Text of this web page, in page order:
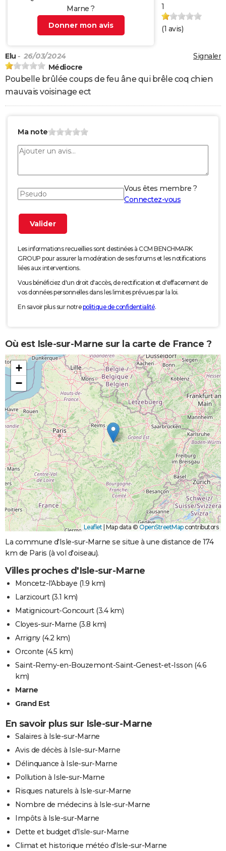
Marne ?
Donner mon avis
1
(1 avis)
Signaler
Elu - 26/03/2024
Médiocre
Poubelle brûlée coups de feu âne qui brêle coq chien
mauvais voisinage ect
Ma note
Vous êtes membre ?
Connectez-vous
Les informations recueillies sont destinées à CCM BENCHMARK
GROUP pour assurer la modération de ses forums et les notifications
liées aux interventions.
Vous bénéficiez d'un droit d'accès, de rectification et d'effacement de
vos données personnelles dans les limites prévues par la loi.
En savoir plus sur notrepolitique de confidentialité.
Où est Isle-sur-Marne sur la carte de France ?
+
−
Leaflet Map data © OpenStreetMapcontributors
La commune d'Isle-sur-Marne se situe à une distance de 174
km de Paris (à vol d'oiseau).
Villes proches d'Isle-sur-Marne
Moncetz-l'Abbaye (1.9 km)
Larzicourt(3.1 km)
Matignicourt-Goncourt(3.4 km)
Cloyes-sur-Marne (3.8 km)
Arrigny(4.2 km)
Orconte (4.5 km)
Saint-Remy-en-Bouzemont-Saint-Genest-et-Isson (4.6
km)
Marne
Grand Est
En savoir plus sur Isle-sur-Marne
Salaires à Isle-sur-Marne
Avis de décès à Isle-sur-Marne
Délinquance à Isle-sur-Marne
Pollution à Isle-sur-Marne
Risques naturels à Isle-sur-Marne
Nombre de médecins à Isle-sur-Marne
Impôts à Isle-sur-Marne
Dette et budget d'Isle-sur-Marne
Climat et historique météo d'Isle-sur-Marne